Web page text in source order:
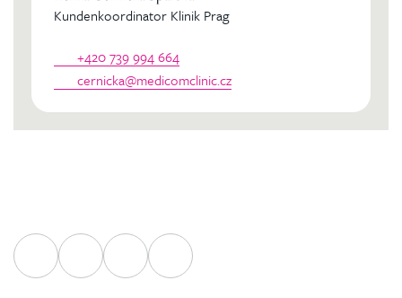
Kundenkoordinator Klinik Prag
+420 739 994 664
cernicka@medicomclinic.cz